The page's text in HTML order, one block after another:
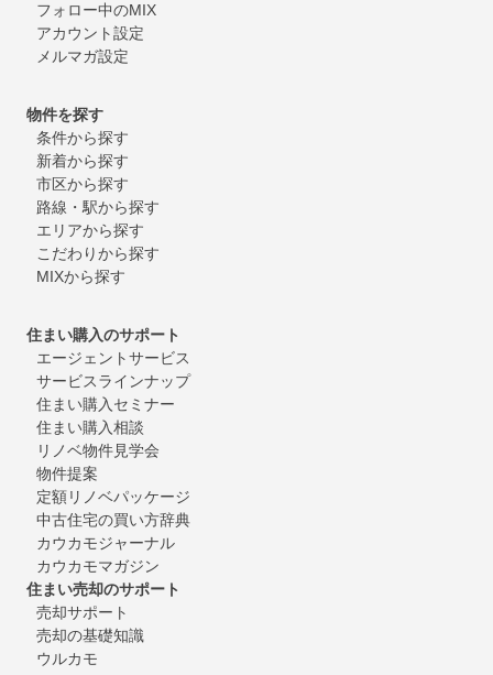
フォロー中のMIX
アカウント設定
メルマガ設定
物件を探す
条件から探す
新着から探す
市区から探す
路線・駅から探す
エリアから探す
こだわりから探す
MIXから探す
住まい購入のサポート
エージェントサービス
サービスラインナップ
住まい購入セミナー
住まい購入相談
リノベ物件見学会
物件提案
定額リノベパッケージ
中古住宅の買い方辞典
カウカモジャーナル
カウカモマガジン
住まい売却のサポート
売却サポート
売却の基礎知識
ウルカモ